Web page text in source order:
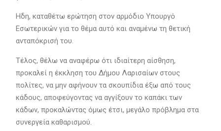
Ηδη, καταθέτω ερώτηση στον αρμόδιο Υπουργό
Εσωτερικών για το θέμα αυτό και αναμένω τη θετική
ανταπόκρισή του.
Τέλος, θέλω να αναφέρω ότι ιδιαίτερη αίσθηση,
προκαλεί η έκκληση του Δήμου Λαρισαίων στους
πολίτες, να μην αφήνουν τα σκουπίδια έξω από τους
κάδους, αποφεύγοντας να αγγίξουν το καπάκι των
κάδων, προκαλώντας όμως έτσι, μεγάλο πρόβλημα στα
συνεργεία καθαρισμού.